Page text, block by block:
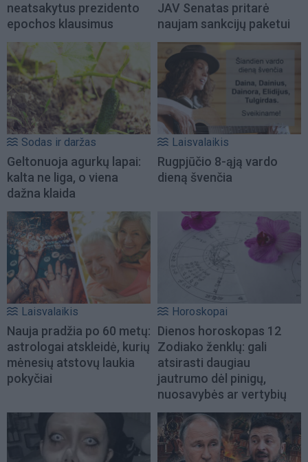
neatsakytus prezidento
epochos klausimus
JAV Senatas pritarė
naujam sankcijų paketui
Sodas ir daržas
Geltonuoja agurkų lapai:
kalta ne liga, o viena
dažna klaida
Laisvalaikis
Rugpjūčio 8-ąją vardo
dieną švenčia
Laisvalaikis
Nauja pradžia po 60 metų:
astrologai atskleidė, kurių
mėnesių atstovų laukia
pokyčiai
Horoskopai
Dienos horoskopas 12
Zodiako ženklų: gali
atsirasti daugiau
jautrumo dėl pinigų,
nuosavybės ar vertybių